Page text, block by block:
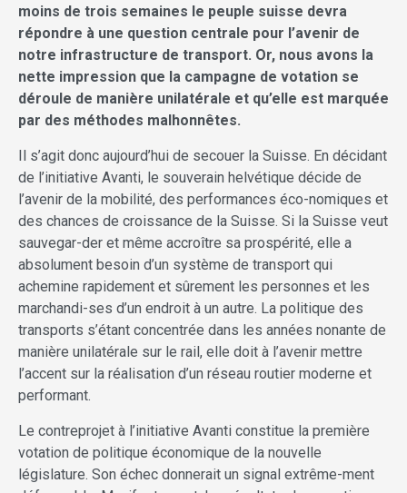
moins de trois semaines le peuple suisse devra
répondre à une question centrale pour l’avenir de
notre infrastructure de transport. Or, nous avons la
nette impression que la campagne de votation se
déroule de manière unilatérale et qu’elle est marquée
par des méthodes malhonnêtes.
Il s’agit donc aujourd’hui de secouer la Suisse. En décidant
de l’initiative Avanti, le souverain helvétique décide de
l’avenir de la mobilité, des performances éco-nomiques et
des chances de croissance de la Suisse. Si la Suisse veut
sauvegar-der et même accroître sa prospérité, elle a
absolument besoin d’un système de transport qui
achemine rapidement et sûrement les personnes et les
marchandi-ses d’un endroit à un autre. La politique des
transports s’étant concentrée dans les années nonante de
manière unilatérale sur le rail, elle doit à l’avenir mettre
l’accent sur la réalisation d’un réseau routier moderne et
performant.
Le contreprojet à l’initiative Avanti constitue la première
votation de politique économique de la nouvelle
législature. Son échec donnerait un signal extrême-ment